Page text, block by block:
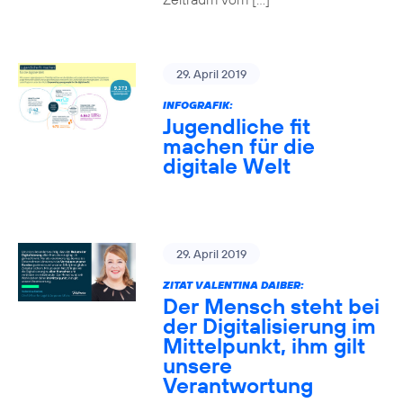
29. April 2019
INFOGRAFIK:
Jugendliche fit
machen für die
digitale Welt
29. April 2019
ZITAT VALENTINA DAIBER:
Der Mensch steht bei
der Digitalisierung im
Mittelpunkt, ihm gilt
unsere
Verantwortung